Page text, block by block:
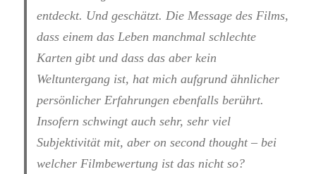
entdeckt. Und geschätzt. Die Message des Films,
dass einem das Leben manchmal schlechte
Karten gibt und dass das aber kein
Weltuntergang ist, hat mich aufgrund ähnlicher
persönlicher Erfahrungen ebenfalls berührt.
Insofern schwingt auch sehr, sehr viel
Subjektivität mit, aber on second thought – bei
welcher Filmbewertung ist das nicht so?